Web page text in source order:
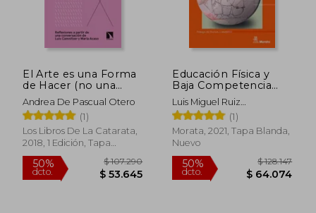
El Arte es una Forma
de Hacer (no una
Cosa que se Hace)
Andrea De Pascual Otero
(1)
Los Libros De La Catarata,
2018, 1 Edición, Tapa
Blanda, Nuevo
Educación Física y
Baja Competencia
Motriz
Luis Miguel Ruiz
P&Eacute;Rez(1)
Morata, 2021, Tapa Blanda,
Nuevo